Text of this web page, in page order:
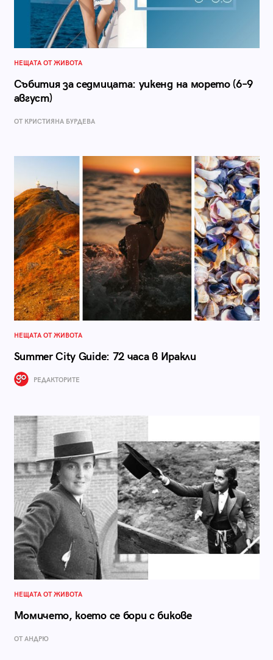
НЕЩАТА ОТ ЖИВОТА
Събития за седмицата: уикенд на морето (6–9
август)
ОТ КРИСТИЯНА БУРДЕВА
НЕЩАТА ОТ ЖИВОТА
Summer City Guide: 72 часа в Иракли
РЕДАКТОРИТЕ
НЕЩАТА ОТ ЖИВОТА
Момичето, което се бори с бикове
ОТ АНДРЮ